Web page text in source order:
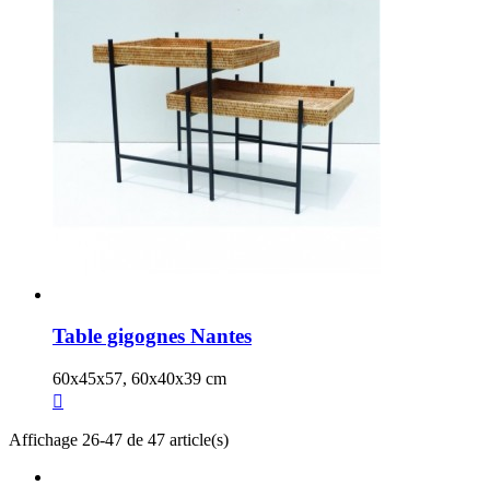
Table gigognes Nantes
60x45x57, 60x40x39 cm

Affichage 26-47 de 47 article(s)